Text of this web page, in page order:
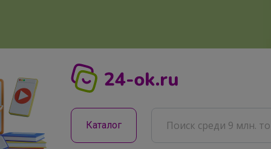
Каталог